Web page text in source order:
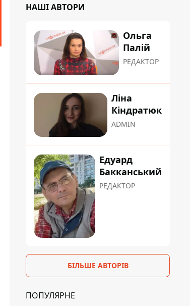
НАШІ АВТОРИ
Ольга
Палій
РЕДАКТОР
Ліна
Кіндратюк
ADMIN
Едуард
Бакканський
РЕДАКТОР
БІЛЬШЕ АВТОРІВ
ПОПУЛЯРНЕ